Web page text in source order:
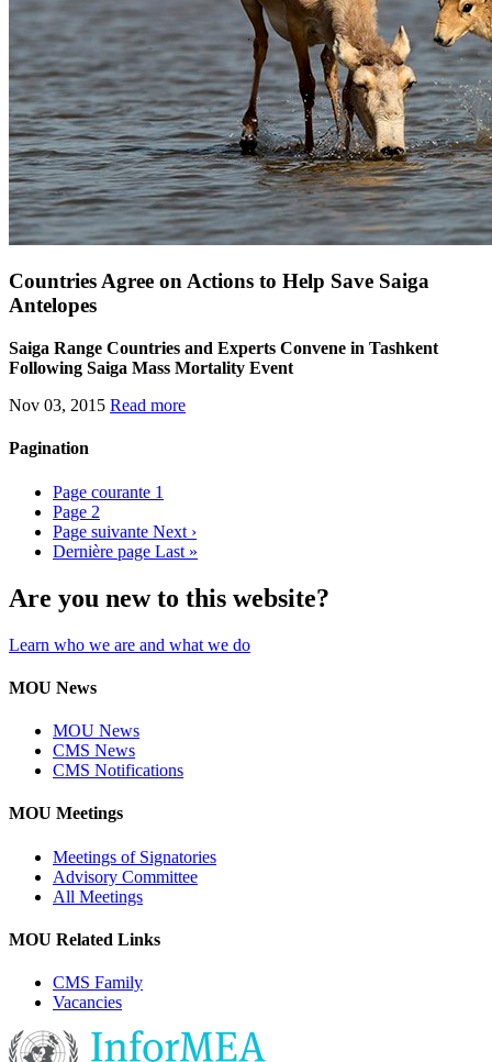
Countries Agree on Actions to Help Save Saiga
Antelopes
Saiga Range Countries and Experts Convene in Tashkent
Following Saiga Mass Mortality Event
Nov 03, 2015 Read more
Pagination
Page courante 1
Page 2
Page suivante Next ›
Dernière page Last »
Are you new to this website?
Learn who we are and what we do
MOU News
MOU News
CMS News
CMS Notifications
MOU Meetings
Meetings of Signatories
Advisory Committee
All Meetings
MOU Related Links
CMS Family
Vacancies